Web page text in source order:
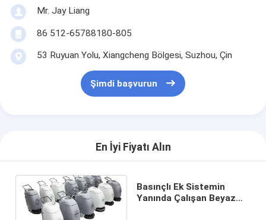
Mr. Jay Liang
86 512-65788180-805
53 Ruyuan Yolu, Xiangcheng Bölgesi, Suzhou, Çin
Şimdi başvurun
En İyi Fiyatı Alın
Basınçlı Ek Sistemin
Yanında Çalışan Beyaz